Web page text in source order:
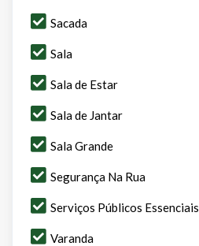
Sacada
Sala
Sala de Estar
Sala de Jantar
Sala Grande
Segurança Na Rua
Serviços Públicos Essenciais
Varanda